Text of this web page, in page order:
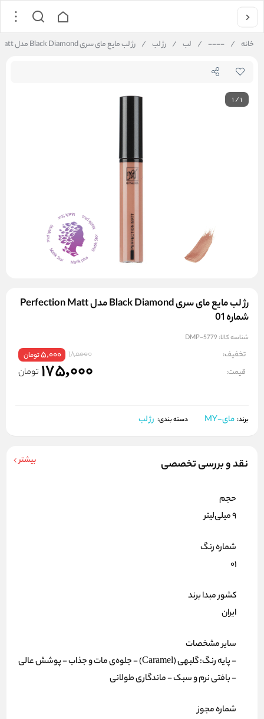
خانه /
----
/ لب / رژ لب / رژ لب مایع مای سری Black Diamond مدل Perfection Matt شماره 01
1/1
رژ لب مایع مای سری Black Diamond مدل Perfection Matt
شماره 01
شناسه کالا: DMP-5779
تخفیف: 180000
5,000تومان
قیمت: 175,000 تومان
برند: مای-MY دسته بندی: رژ لب
نقد و بررسی تخصصی بیشتر
حجم
۹ میلی‌لیتر
شماره رنگ
۰۱
کشور مبدا برند
ایران
سایر مشخصات
- پایه رنگ: گلبهی (Caramel) - جلوه‌ی مات و جذاب - پوشش عالی
- بافتی نرم و سبک - ماندگاری طولانی
شماره مجوز